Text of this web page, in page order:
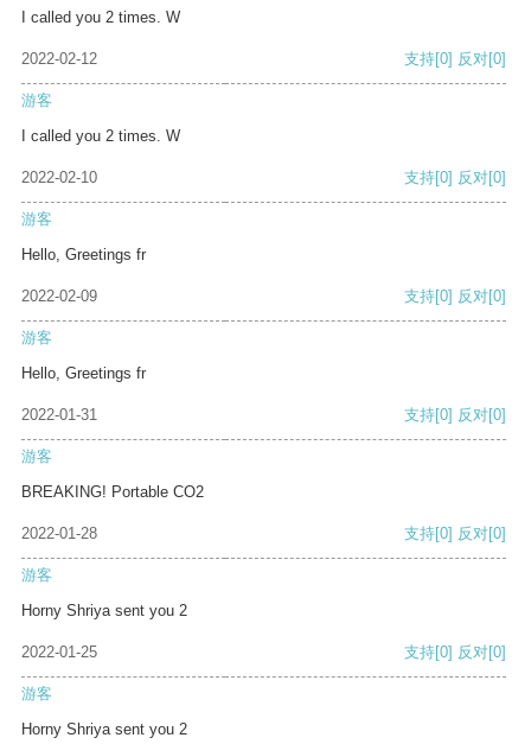
I called you 2 times. W
2022-02-12 支持[0] 反对[0]
游客
I called you 2 times. W
2022-02-10 支持[0] 反对[0]
游客
Hello, Greetings fr
2022-02-09 支持[0] 反对[0]
游客
Hello, Greetings fr
2022-01-31 支持[0] 反对[0]
游客
BREAKING! Portable CO2
2022-01-28 支持[0] 反对[0]
游客
Horny Shriya sent you 2
2022-01-25 支持[0] 反对[0]
游客
Horny Shriya sent you 2